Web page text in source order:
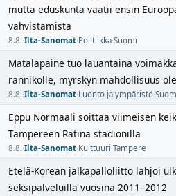
mutta eduskunta vaatii ensin
vahvistamista
8.8.·Ilta-Sanomat·Politiikka·Suomi
Matalapaine tuo lauantaina
rannikolle, myrskyn mahdollisuus
8.8.·Ilta-Sanomat·Luonto ja ympäristö·
Eppu Normaali soittaa viimeisen
Tampereen Ratina stadionilla
8.8.·Ilta-Sanomat·Kulttuuri·Tampere
Etelä-Korean jalkapalloliitto lahjoi
seksipalveluilla vuosina 2011–2012